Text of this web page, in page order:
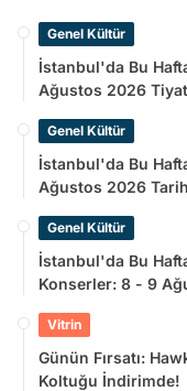
Genel Kültür
İstanbul'da Bu
Ağustos 2026
Genel Kültür
İstanbul'da Bu
Ağustos 2026
Genel Kültür
İstanbul'da Bu
Konserler: 8 - 9
Vitrin
Günün Fırsatı:
Koltuğu İndirimde!